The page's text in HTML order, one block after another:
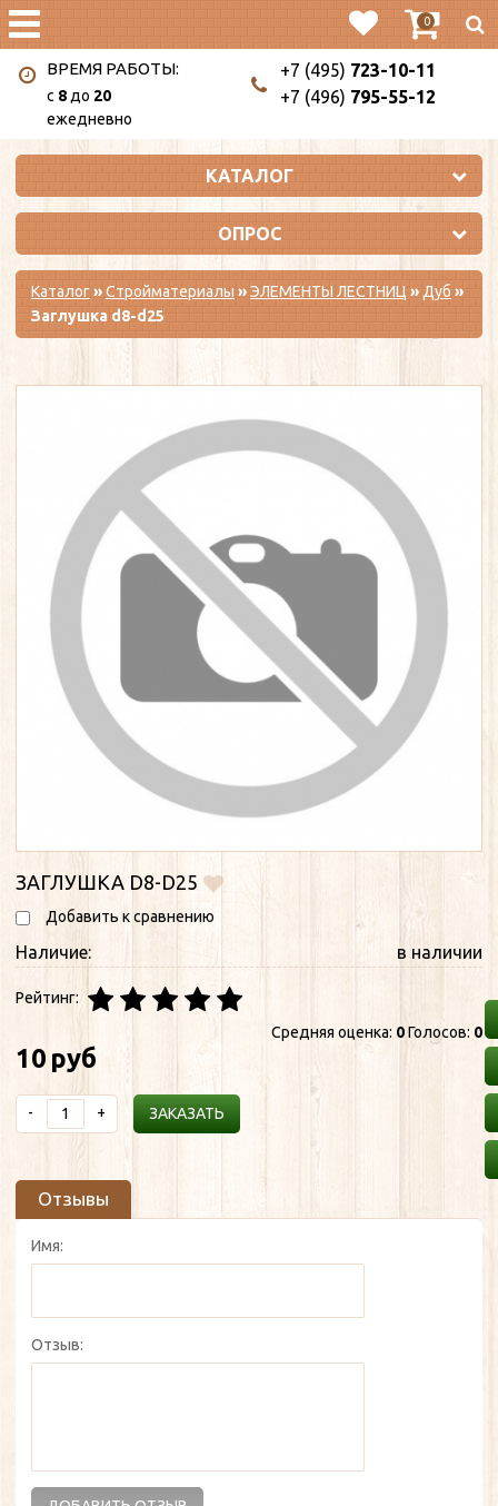
0
ВРЕМЯ РАБОТЫ:
c 8 до 20
ежедневно
+7 (495) 723-10-11
+7 (496) 795-55-12
КАТАЛОГ
ОПРОС
Каталог»Стройматериалы »ЭЛЕМЕНТЫ ЛЕСТНИЦ »Дуб »
Заглушка d8-d25
ЗАГЛУШКА D8-D25
Добавить к сравнению
Наличие: в наличии
Рейтинг:
Средняя оценка: 0Голосов: 0
10 руб
- + ЗАКАЗАТЬ
Отзывы
Имя:
Отзыв: